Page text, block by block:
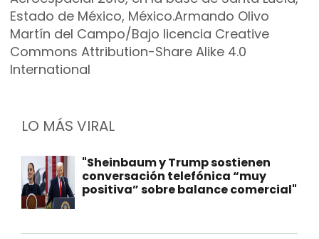
Estado de México, México.Armando Olivo
Martín del Campo/Bajo licencia Creative
Commons Attribution-Share Alike 4.0
International
LO MÁS VIRAL
"Sheinbaum y Trump sostienen
conversación telefónica “muy
positiva” sobre balance comercial"